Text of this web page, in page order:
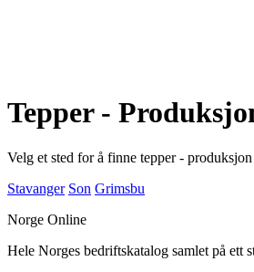
Tepper -
Velg et sted for å finne tepper -
Stavanger Son Grimsbu
Norge Online
Hele Norges bedriftskatalog samlet på ett